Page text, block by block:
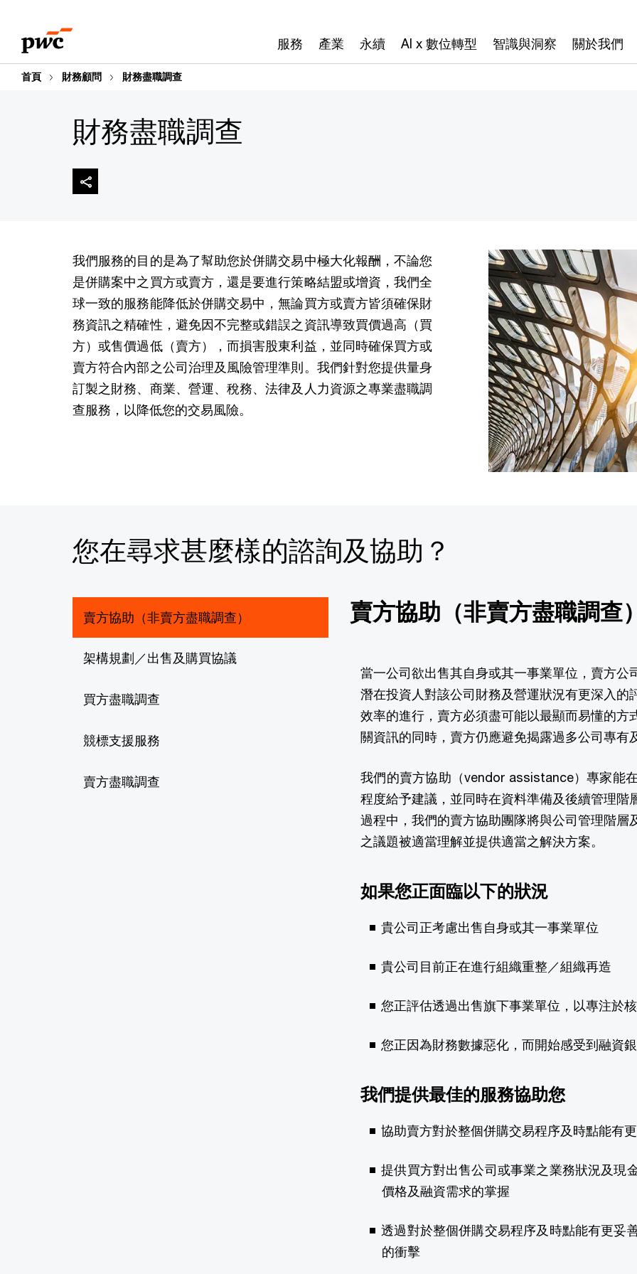
content
footer
服務 產業 永續 AI x 數位轉型 智識與洞察 關於我們
首頁 財務顧問 財務盡職調查
財務盡職調查
我們服務的目的是為了幫助您於併購交易中極大化報酬，不論您
是併購案中之買方或賣方，還是要進行策略結盟或增資，我們全
球一致的服務能降低於併購交易中，無論買方或賣方皆須確保財
務資訊之精確性，避免因不完整或錯誤之資訊導致買價過高（買
方）或售價過低（賣方），而損害股東利益，並同時確保買方或
賣方符合內部之公司治理及風險管理準則。我們針對您提供量身
訂製之財務、商業、營運、稅務、法律及人力資源之專業盡職調
查服務，以降低您的交易風險。
您在尋求甚麼樣的諮詢及協助？
賣方協助（非賣方盡職調查）
架構規劃／出售及購買協議
買方盡職調查
競標支援服務
賣方盡職調查
賣方協助（非賣方盡職調查
當一公司欲出售其自身或其一事業單位，賣方
潛在投資人對該公司財務及營運狀況有更深入
效率的進行，賣方必須盡可能以最顯而易懂的
關資訊的同時，賣方仍應避免揭露過多公司專有
我們的賣方協助（vendor assistance）專家能
程度給予建議，並同時在資料準備及後續管理
過程中，我們的賣方協助團隊將與公司管理階
之議題被適當理解並提供適當之解決方案。
如果您正面臨以下的狀況
貴公司正考慮出售自身或其一事業單位
貴公司目前正在進行組織重整／組織再造
您正評估透過出售旗下事業單位，以專注於
您正因為財務數據惡化，而開始感受到融資
我們提供最佳的服務協助您
協助賣方對於整個併購交易程序及時點能有
提供買方對出售公司或事業之業務狀況及現
價格及融資需求的掌握
透過對於整個併購交易程序及時點能有更妥
的衝擊